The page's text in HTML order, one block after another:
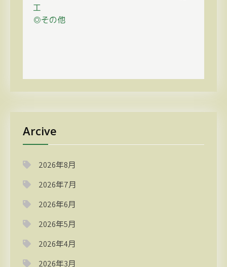
工
◎その他
Arcive
2026年8月
2026年7月
2026年6月
2026年5月
2026年4月
2026年3月